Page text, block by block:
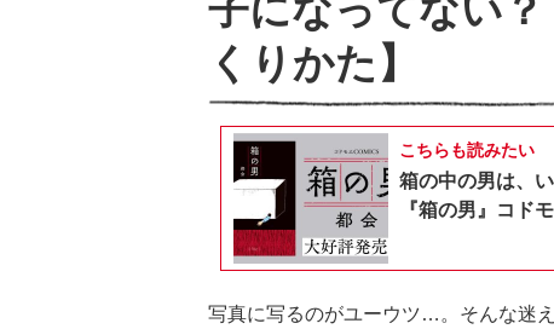
子になってない
くりかた】
こちらも読みたい
箱の中の男は、
『箱の男』コド
写真に写るのがユーウツ…。そんな迷